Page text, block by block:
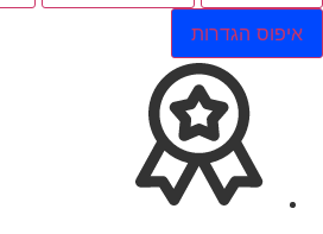
איפוס הגדרות